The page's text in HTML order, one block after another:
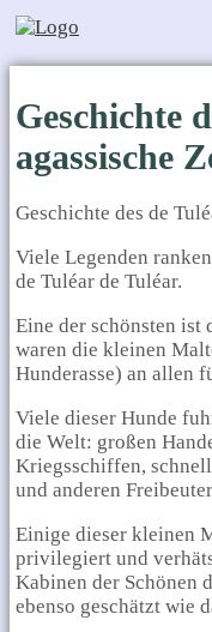
Geschichte
agassische
Geschichte des de
Viele Legenden
de Tuléar de Tuléar.
Eine der schönsten ist
waren die kleinen
Hunderasse) an allen
Viele dieser Hunde
die Welt: großen
Kriegsschiffen,
und anderen
Einige dieser kleinen
privilegiert und
Kabinen der Schönen
ebenso geschätzt wie